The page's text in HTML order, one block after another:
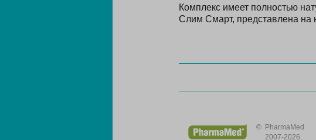
Комплекс имеет полностью
Слим Смарт, представлена на
© PharmaMed
2007-2026.